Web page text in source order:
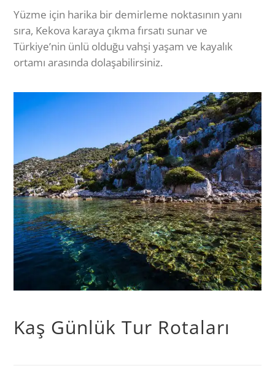
Yüzme için harika bir demirleme noktasının yanı
sıra, Kekova karaya çıkma fırsatı sunar ve
Türkiye’nin ünlü olduğu vahşi yaşam ve kayalık
ortamı arasında dolaşabilirsiniz.
Kaş Günlük Tur Rotaları